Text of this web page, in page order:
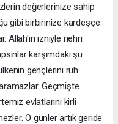
değerlerinize sahip
gibi birbirinize kardeşçe
Allah'ın izniyle nehri
karşımdaki şu
gençlerini ruh
Geçmişte
evlatlarını kirli
O günler artık geride